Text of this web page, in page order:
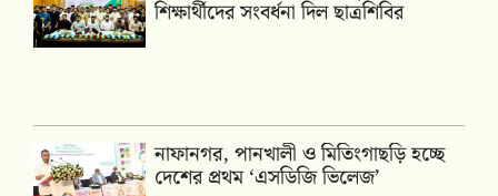
শিক্ষার্থীদের সংবর্ধনা দিল ছাত্রশিবির
নাফানগর, পানখালী ও মিতিংগাছড়ি হচ্ছে
দেশের প্রথম ‘এসডিজি ভিলেজ’